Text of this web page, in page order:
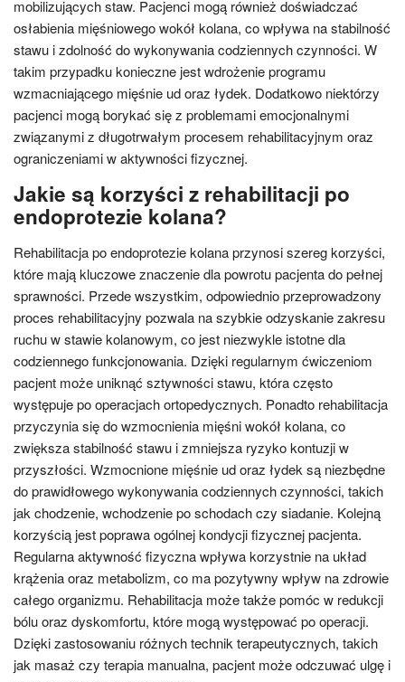
mobilizujących staw. Pacjenci mogą również doświadczać
osłabienia mięśniowego wokół kolana, co wpływa na stabilność
stawu i zdolność do wykonywania codziennych czynności. W
takim przypadku konieczne jest wdrożenie programu
wzmacniającego mięśnie ud oraz łydek. Dodatkowo niektórzy
pacjenci mogą borykać się z problemami emocjonalnymi
związanymi z długotrwałym procesem rehabilitacyjnym oraz
ograniczeniami w aktywności fizycznej.
Jakie są korzyści z rehabilitacji po
endoprotezie kolana?
Rehabilitacja po endoprotezie kolana przynosi szereg korzyści,
które mają kluczowe znaczenie dla powrotu pacjenta do pełnej
sprawności. Przede wszystkim, odpowiednio przeprowadzony
proces rehabilitacyjny pozwala na szybkie odzyskanie zakresu
ruchu w stawie kolanowym, co jest niezwykle istotne dla
codziennego funkcjonowania. Dzięki regularnym ćwiczeniom
pacjent może uniknąć sztywności stawu, która często
występuje po operacjach ortopedycznych. Ponadto rehabilitacja
przyczynia się do wzmocnienia mięśni wokół kolana, co
zwiększa stabilność stawu i zmniejsza ryzyko kontuzji w
przyszłości. Wzmocnione mięśnie ud oraz łydek są niezbędne
do prawidłowego wykonywania codziennych czynności, takich
jak chodzenie, wchodzenie po schodach czy siadanie. Kolejną
korzyścią jest poprawa ogólnej kondycji fizycznej pacjenta.
Regularna aktywność fizyczna wpływa korzystnie na układ
krążenia oraz metabolizm, co ma pozytywny wpływ na zdrowie
całego organizmu. Rehabilitacja może także pomóc w redukcji
bólu oraz dyskomfortu, które mogą występować po operacji.
Dzięki zastosowaniu różnych technik terapeutycznych, takich
jak masaż czy terapia manualna, pacjent może odczuwać ulgę i